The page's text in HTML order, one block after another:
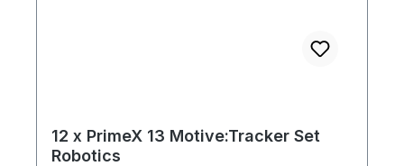
12 x PrimeX 13 Motive:Tracker Set
Robotics